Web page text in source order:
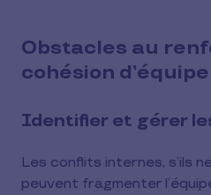
Obstacles au
cohésion d’équipe
Identifier et gérer
Les conflits internes, s’ils
peuvent fragmenter